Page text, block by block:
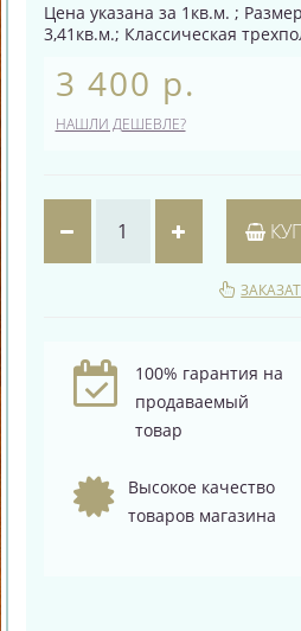
Цена указана за 1кв.м. ;
3,41кв.м.; Классическая
3 400 р.
НАШЛИ ДЕШЕВЛЕ?
100% гарантия на
продаваемый
товар
Высокое качество
товаров магазина